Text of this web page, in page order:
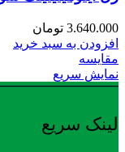
3.640.000 تومان
افزودن به سبد خرید
مقایسه
نمایش سریع
لینک سریع